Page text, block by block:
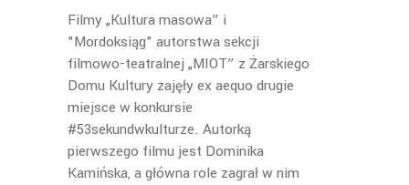
Filmy „Kultura masowa” i
"Mordoksiąg" autorstwa sekcji
filmowo-teatralnej „MIOT” z Żarskiego
Domu Kultury zajęły ex aequo drugie
miejsce w konkursie
#53sekundwkulturze. Autorką
pierwszego filmu jest Dominika
Kamińska, a główna role zagrał w nim